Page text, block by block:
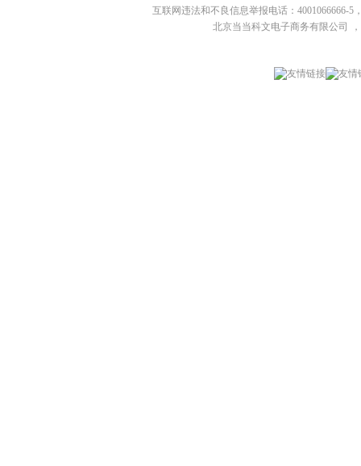
互联网违法和不良信息举报电话：4001066666-5
北京当当科文电子商务有限公司